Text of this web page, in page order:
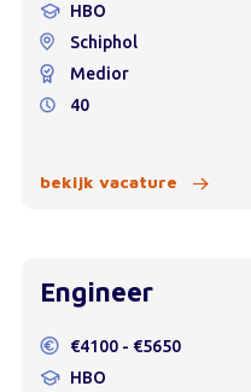
HBO
Schiphol
Medior
40
bekijk vacature
Engineer
€4100 - €5650
HBO